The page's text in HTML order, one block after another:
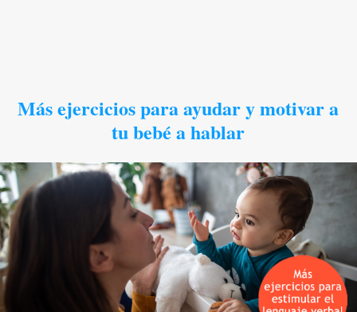
Más ejercicios para ayudar y motivar a
tu bebé a hablar